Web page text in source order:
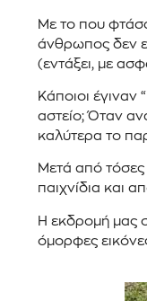
Με το που
άνθρωπος δεν
(εντάξει, με
Κάποιοι έγιναν
αστείο; Όταν
καλύτερα το
Μετά από τόσες
παιχνίδια και
Η εκδρομή μας
όμορφες